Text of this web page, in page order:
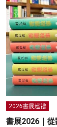
2026書展巡禮
書展2026｜